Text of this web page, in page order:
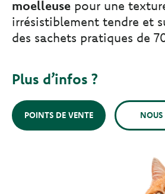
moelleuse pour une
irrésistiblement tendre et
des sachets pratiques de
Plus d’infos ?
POINTS DE VENTE NOUS